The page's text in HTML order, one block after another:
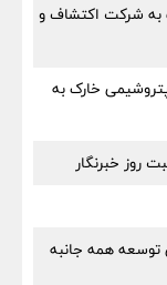
ریال خسارت به شرکت اکتشاف و
خارک به
روز خبرنگار
توسعه همه جانبه